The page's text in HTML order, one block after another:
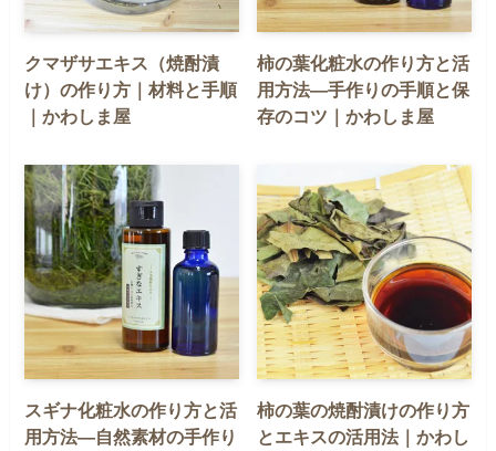
クマザサエキス（焼酎漬
け）の作り方｜材料と手順
｜かわしま屋
柿の葉化粧水の作り方と活
用方法—手作りの手順と保
存のコツ｜かわしま屋
スギナ化粧水の作り方と活
用方法—自然素材の手作り
柿の葉の焼酎漬けの作り方
とエキスの活用法｜かわし